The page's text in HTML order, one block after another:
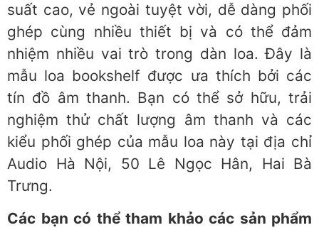
suất cao, vẻ ngoài tuyệt vời, dễ dàng phối
ghép cùng nhiều thiết bị và có thể đảm
nhiệm nhiều vai trò trong dàn loa. Đây là
mẫu loa bookshelf được ưa thích bởi các
tín đồ âm thanh. Bạn có thể sở hữu, trải
nghiệm thử chất lượng âm thanh và các
kiểu phối ghép của mẫu loa này tại địa chỉ
Audio Hà Nội, 50 Lê Ngọc Hân, Hai Bà
Trưng.
Các bạn có thể tham khảo các sản phẩm